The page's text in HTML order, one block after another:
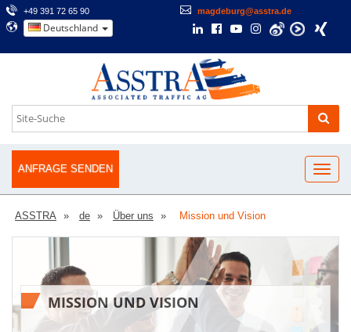
+49 391 72 65 90 magdeburg@asstra.de
Deutschland
ANFRAGE SENDEN
ASSTRA de Über uns Mission und Vision
MISSION UND VISION